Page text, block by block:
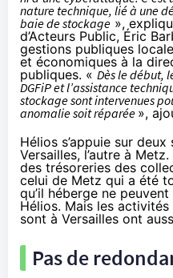
nature technique, lié à une
baie de stockage »,
d’Acteurs Public, Éric
gestions publiques
et économiques à la
publiques. «Dès le début,
DGFiP et l’assistance
stockage sont intervenues
anomalie soit réparée »,
Hélios s’appuie sur
Versailles, l’autre à
des trésoreries des
celui de Metz qui a été
qu’il héberge ne
Hélios. Mais les
sont à Versailles ont
Pas de